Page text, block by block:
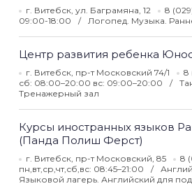
г. Витебск, ул. Баграмяна, 12 8
09:00-18:00
Логопед. Музыка.
Центр развития ребенка
г. Витебск, пр-т Московский 74/1 8
сб: 08:00–20:00 вс: 09:00–20:00
Тренажерный зал
Курсы иностранных языков
(Панда Полиш Ферст)
г. Витебск, пр-т Московский, 85
8
пн,вт,ср,чт,сб,вс: 08:45–21:00
Языковой лагерь. Английский для